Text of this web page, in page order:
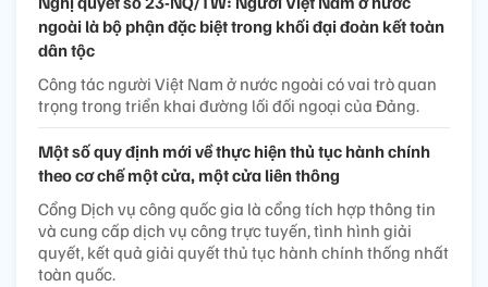
ngoài là bộ phận đặc biệt trong khối đại đoàn kết toàn
dân tộc
Công tác người Việt Nam ở nước ngoài có vai trò quan
trọng trong triển khai đường lối đối ngoại của Đảng.
Một số quy định mới về thực hiện thủ tục hành chính
theo cơ chế một cửa, một cửa liên thông
Cổng Dịch vụ công quốc gia là cổng tích hợp thông tin
và cung cấp dịch vụ công trực tuyến, tình hình giải
quyết, kết quả giải quyết thủ tục hành chính thống nhất
toàn quốc.